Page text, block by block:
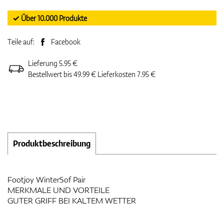
✓ Über 10.000 Produkte
Teile auf: Facebook
Lieferung 5.95 €
Bestellwert bis 49.99 € Lieferkosten 7.95 €
Produktbeschreibung
Footjoy WinterSof Pair
MERKMALE UND VORTEILE
GUTER GRIFF BEI KALTEM WETTER